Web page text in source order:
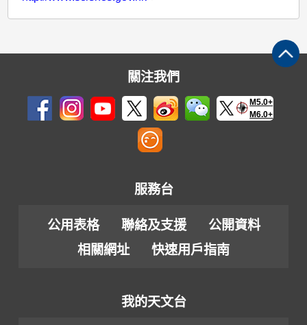
關注我們
M5.0+
M6.0+
服務台
公用表格 聯絡及支援
公開資料
相關網址
快速用戶指南
我的天文台